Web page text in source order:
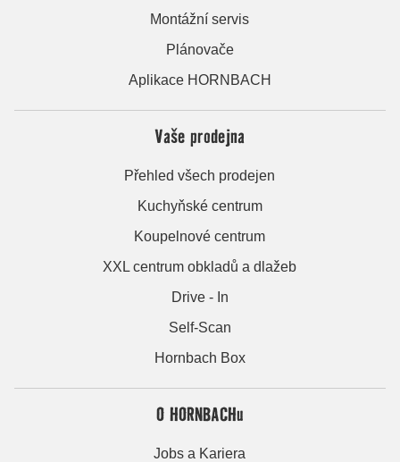
Montážní servis
Plánovače
Aplikace HORNBACH
Vaše prodejna
Přehled všech prodejen
Kuchyňské centrum
Koupelnové centrum
XXL centrum obkladů a dlažeb
Drive - In
Self-Scan
Hornbach Box
O HORNBACHu
Jobs a Kariera